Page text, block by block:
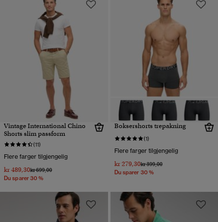
Vintage International Chino
Shorts slim passform
(11)
Flere farger tilgjengelig
kr 489,30Pris nedsatt fra
kr 699,00til
Du sparer 30 %
Boksershorts trepakning
(1)
Flere farger tilgjengelig
kr 279,30Pris nedsatt fra
kr 399,00til
Du sparer 30 %